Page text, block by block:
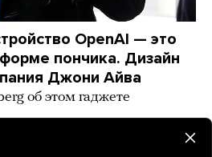
OpenAI — это
пончика. Дизайн
Джони Айва
об этом гаджете